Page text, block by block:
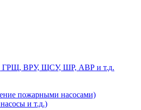
ГРЩ, ВРУ, ЩСУ, ШР, АВР и т.д.
пожарными насосами)
и т.д.)